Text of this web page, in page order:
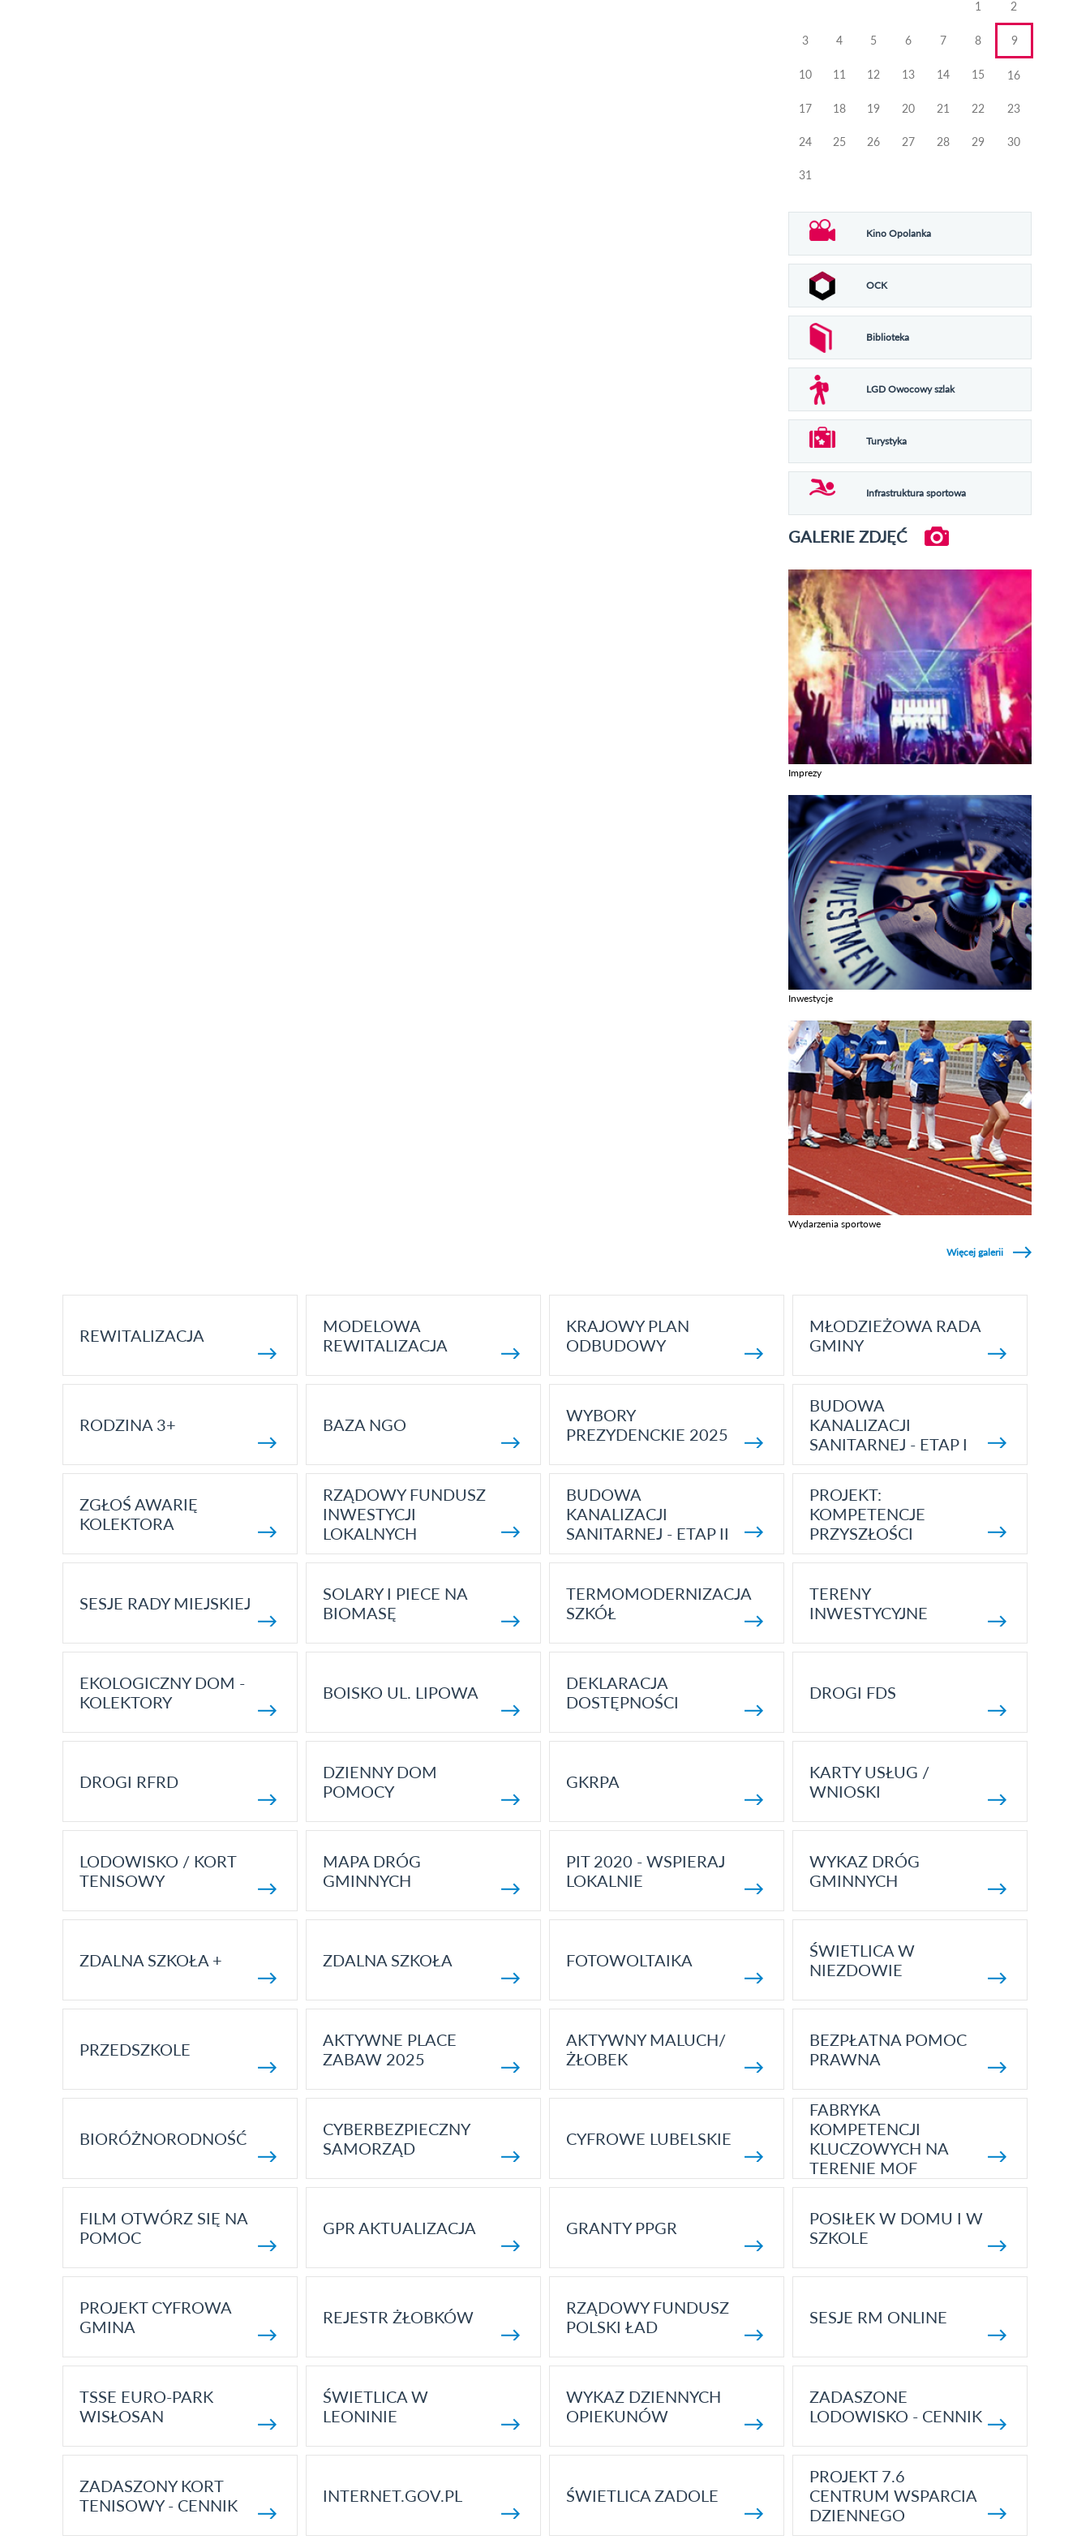
1 2
3 4 5 6 7 8 9
10 11 12 13 14 15 16
17 18 19 20 21 22 23
24 25 26 27 28 29 30
31
Kino Opolanka
OCK
Biblioteka
LGD Owocowy szlak
Turystyka
Infrastruktura sportowa
GALERIE ZDJĘĆ
Imprezy
Inwestycje
Wydarzenia sportowe
Więcej galerii
REWITALIZACJA
MODELOWA
REWITALIZACJA
KRAJOWY PLAN
ODBUDOWY
MŁODZIEŻOWA RADA
GMINY
RODZINA 3+ BAZA NGO
WYBORY
PREZYDENCKIE 2025
BUDOWA
KANALIZACJI
SANITARNEJ - ETAP I
ZGŁOŚ AWARIĘ
KOLEKTORA
RZĄDOWY FUNDUSZ
INWESTYCJI
LOKALNYCH
BUDOWA
KANALIZACJI
SANITARNEJ - ETAP II
PROJEKT:
KOMPETENCJE
PRZYSZŁOŚCI
SESJE RADY MIEJSKIEJ
SOLARY I PIECE NA
BIOMASĘ
TERMOMODERNIZACJA
SZKÓŁ
TERENY
INWESTYCYJNE
EKOLOGICZNY DOM -
KOLEKTORY
BOISKO UL. LIPOWA
DEKLARACJA
DOSTĘPNOŚCI
DROGI FDS
DROGI RFRD
DZIENNY DOM
POMOCY
GKRPA
KARTY USŁUG /
WNIOSKI
LODOWISKO / KORT
TENISOWY
MAPA DRÓG
GMINNYCH
PIT 2020 - WSPIERAJ
LOKALNIE
WYKAZ DRÓG
GMINNYCH
ZDALNA SZKOŁA + ZDALNA SZKOŁA FOTOWOLTAIKA
ŚWIETLICA W
NIEZDOWIE
PRZEDSZKOLE
AKTYWNE PLACE
ZABAW 2025
AKTYWNY MALUCH/
ŻŁOBEK
BEZPŁATNA POMOC
PRAWNA
BIORÓŻNORODNOŚĆ
CYBERBEZPIECZNY
SAMORZĄD
CYFROWE LUBELSKIE
FABRYKA
KOMPETENCJI
KLUCZOWYCH NA
TERENIE MOF
FILM OTWÓRZ SIĘ NA
POMOC
GPR AKTUALIZACJA GRANTY PPGR
POSIŁEK W DOMU I W
SZKOLE
PROJEKT CYFROWA
GMINA
REJESTR ŻŁOBKÓW
RZĄDOWY FUNDUSZ
POLSKI ŁAD
SESJE RM ONLINE
TSSE EURO-PARK
WISŁOSAN
ŚWIETLICA W
LEONINIE
WYKAZ DZIENNYCH
OPIEKUNÓW
ZADASZONE
LODOWISKO - CENNIK
ZADASZONY KORT
TENISOWY - CENNIK
INTERNET.GOV.PL ŚWIETLICA ZADOLE
PROJEKT 7.6
CENTRUM WSPARCIA
DZIENNEGO